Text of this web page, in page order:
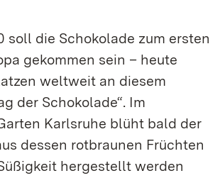
soll die Schokolade zum ersten
gekommen sein – heute
weltweit an diesem
der Schokolade“. Im
Karlsruhe blüht bald der
dessen rotbraunen Früchten
hergestellt werden